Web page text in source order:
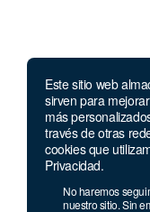
Este sitio web
sirven para
más
través de otras
cookies que
Privacidad.
No haremos
nuestro sitio. Sin
Llámanos
Lunes a jueves de 7
a 5:00 p.m. Viernes
7 a.m. a 4 p.m.
Celular y Whatsapp: